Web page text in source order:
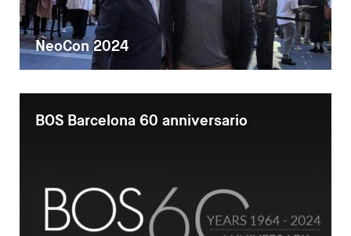
Despachos
Mesa de Reuniones
Sillas
Sofas
Librerias y Armarios
NeoCon 2024
BOS Barcelona 60 anniversario